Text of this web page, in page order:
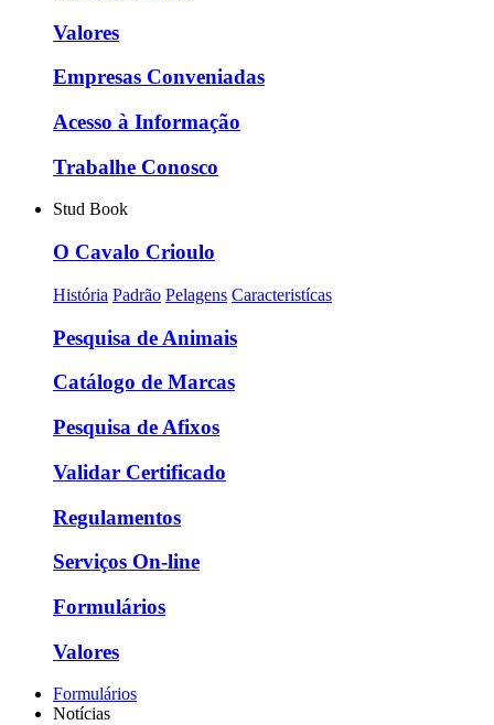
Valores
Empresas Conveniadas
Acesso à Informação
Trabalhe Conosco
Stud Book
O Cavalo Crioulo
História Padrão Pelagens Caracteristícas
Pesquisa de Animais
Catálogo de Marcas
Pesquisa de Afixos
Validar Certificado
Regulamentos
Serviços On-line
Formulários
Valores
Formulários
Notícias